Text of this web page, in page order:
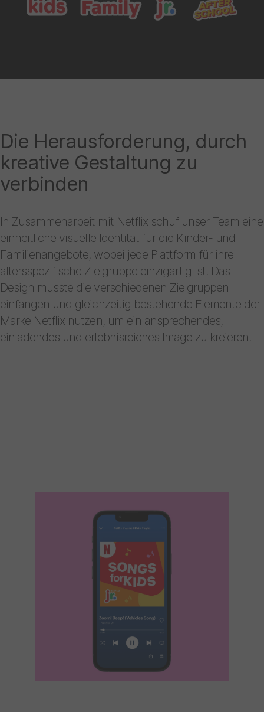
Die Herausforderung, durch
kreative Gestaltung zu
verbinden
In Zusammenarbeit mit Netflix schuf unser Team eine
einheitliche visuelle Identität für die Kinder- und
Familienangebote, wobei jede Plattform für ihre
altersspezifische Zielgruppe einzigartig ist. Das
Design musste die verschiedenen Zielgruppen
einfangen und gleichzeitig bestehende Elemente der
Marke Netflix nutzen, um ein ansprechendes,
einladendes und erlebnisreiches Image zu kreieren.